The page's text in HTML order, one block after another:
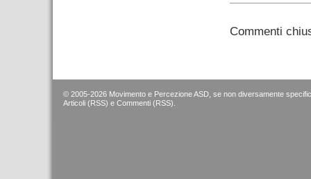
Commenti
© 2005-2026 Movimento e Percezione ASD, se non diversamente
Articoli (RSS) e Commenti (RSS)